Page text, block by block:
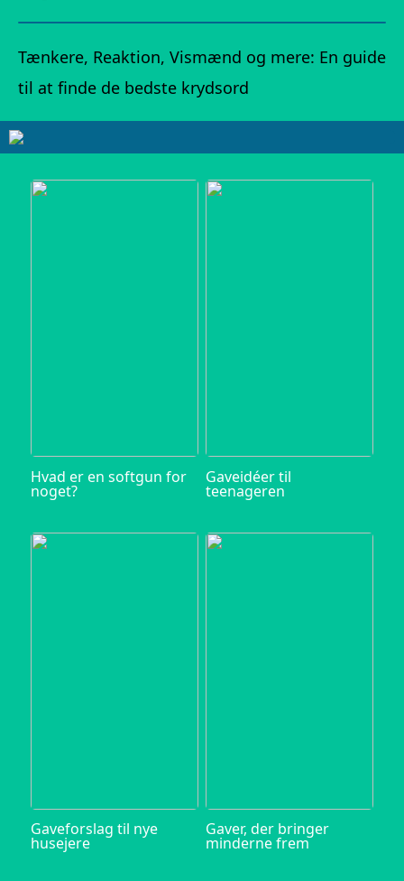
Tænkere, Reaktion, Vismænd og mere: En guide
til at finde de bedste krydsord
Hvad er en softgun for
noget?
Gaveidéer til
teenageren
Gaveforslag til nye
husejere
Gaver, der bringer
minderne frem